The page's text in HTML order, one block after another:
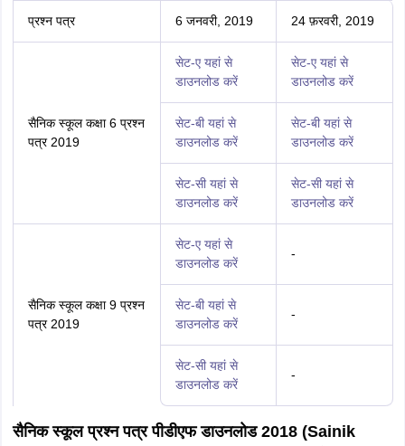
प्रश्न पत्र 6 जनवरी, 2019 24 फ़रवरी, 2019
सैनिक स्कूल कक्षा 6 प्रश्न
पत्र 2019
सेट-ए यहां से
डाउनलोड करें
सेट-ए यहां से
डाउनलोड करें
सेट-बी यहां से
डाउनलोड करें
सेट-बी यहां से
डाउनलोड करें
सेट-सी यहां से
डाउनलोड करें
सेट-सी यहां से
डाउनलोड करें
सैनिक स्कूल कक्षा 9 प्रश्न
पत्र 2019
सेट-ए यहां से
डाउनलोड करें
-
सेट-बी यहां से
डाउनलोड करें
-
सेट-सी यहां से
डाउनलोड करें
-
सैनिक स्कूल प्रश्न पत्र पीडीएफ डाउनलोड 2018 (Sainik